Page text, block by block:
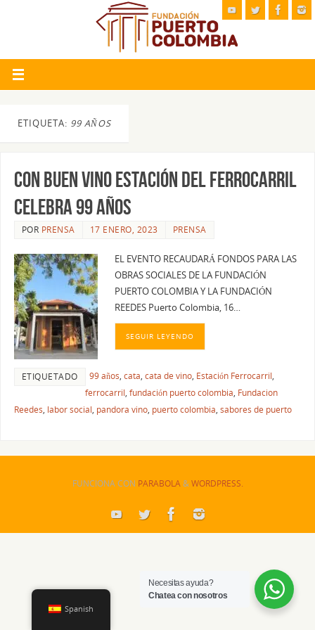
ETIQUETA: 99 AÑOS
CON BUEN VINO ESTACIÓN DEL FERROCARRIL
CELEBRA 99 AÑOS
POR PRENSA 17 ENERO, 2023 PRENSA
EL EVENTO RECAUDARÁ FONDOS PARA LAS
OBRAS SOCIALES DE LA FUNDACIÓN
PUERTO COLOMBIA Y LA FUNDACIÓN
REEDES Puerto Colombia, 16…
SEGUIR LEYENDO
ETIQUETADO 99 años, cata, cata de vino, Estación Ferrocarril,
ferrocarril, fundación puerto colombia, Fundacion
Reedes, labor social, pandora vino, puerto colombia, sabores de puerto
FUNCIONA CON PARABOLA&WORDPRESS.
Spanish
Necesitas ayuda?
Chatea con nosotros